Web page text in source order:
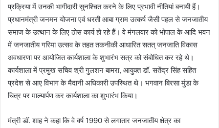
प्रक्र‍िया में उनकी भागीदारी सुनश्च‍ित करने के लिए प्रभावी नीतियां बनायी हैं।
प्रधानमंत्री जनमन योजना एवं धरती आबा ग्राम उत्कर्ष जैसी पहल से जनजातीय
समाज के उत्थान के लिए ठोस कार्य हो रहे हैं। वे मंगलवार को भोपाल के आदि भवन
में जनजातीय गरिमा उत्सव के तहत तकनीकी आधारित सतत् जनजाति विकास
अवधारणा पर आयोजित कार्यशाला के शुभारंभ सत्र को संबोधित कर रहे थे।
कार्यशाला में प्रमुख सचिव श्री गुलशन बामरा, आयुक्त डॉ. सतेंद्र सिंह सहित
प्रदेश से आए विभाग के मैदानी अधिकारी उपस्थित थे। भगवान बिरसा मुंडा के
चित्र पर माल्यार्पण कर कार्यशाला का शुभारंभ किया।
मंत्री डॉ. शाह ने कहा कि वे वर्ष 1990 से लगातार जनजातीय क्षेत्र का